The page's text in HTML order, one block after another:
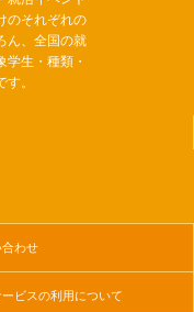
のそれぞれの
ん、全国の就
生・種類・
。
合わせ
ビスの利用について